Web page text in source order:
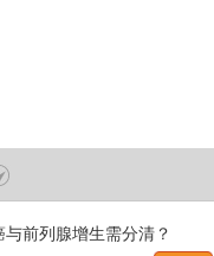
前列腺增生需分清？